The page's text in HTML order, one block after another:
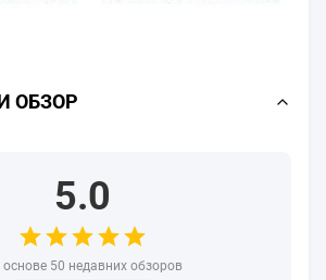
ОБЗОР
5.0
основе 50 недавних обзоров